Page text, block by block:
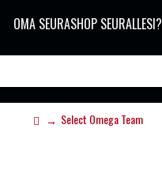
OMA SEURASHOP SEURALLESI?
Select Omega Team